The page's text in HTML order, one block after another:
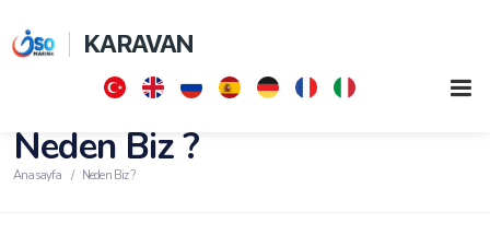
KARAVAN
Neden Biz ?
Anasayfa Neden Biz ?